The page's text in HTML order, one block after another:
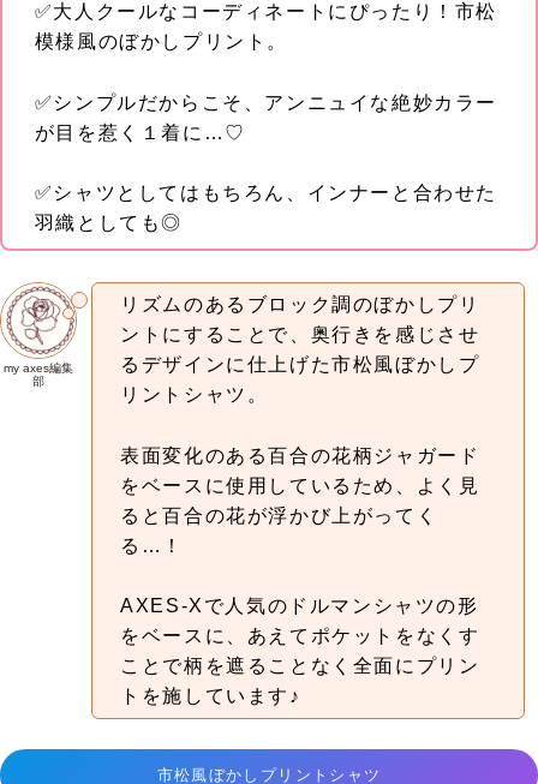
✅大人クールなコーディネートにぴったり！市松
模様風のぼかしプリント。
✅シンプルだからこそ、アンニュイな絶妙カラー
が目を惹く１着に…♡
✅シャツとしてはもちろん、インナーと合わせた
羽織としても◎
my axes編集
部
リズムのあるブロック調のぼかしプリ
ントにすることで、奥行きを感じさせ
るデザインに仕上げた市松風ぼかしプ
リントシャツ。
表面変化のある百合の花柄ジャガード
をベースに使用しているため、よく見
ると百合の花が浮かび上がってく
る…！
AXES‐Xで人気のドルマンシャツの形
をベースに、あえてポケットをなくす
ことで柄を遮ることなく全面にプリン
トを施しています♪
市松風ぼかしプリントシャツ